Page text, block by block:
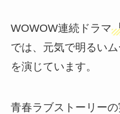
WOWOW連続ドラマ
では、元気で明るい
を演じています。
青春ラブストーリー